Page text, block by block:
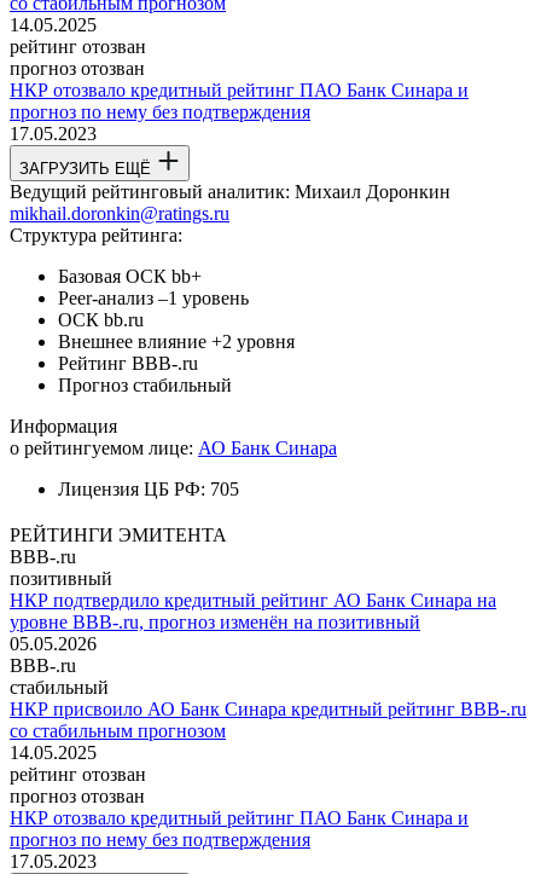
14.05.2025
рейтинг отозван
прогноз отозван
НКР отозвало кредитный рейтинг ПАО Банк Синара и
прогноз по нему без подтверждения
17.05.2023
ЗАГРУЗИТЬ ЕЩЁ
Ведущий рейтинговый аналитик: Михаил Доронкин
mikhail.doronkin@ratings.ru
Структура рейтинга:
Базовая ОСК bb+
Peer-анализ –1 уровень
ОСК bb.ru
Внешнее влияние +2 уровня
Рейтинг BBB-.ru
Прогноз стабильный
Информация
о рейтингуемом лице: АО Банк Синара
Лицензия ЦБ РФ: 705
РЕЙТИНГИ ЭМИТЕНТА
BBB-.ru
позитивный
НКР подтвердило кредитный рейтинг АО Банк Синара на
уровне BBB-.ru, прогноз изменён на позитивный
05.05.2026
BBB-.ru
стабильный
НКР присвоило АО Банк Синара кредитный рейтинг BBB-.ru
со стабильным прогнозом
14.05.2025
рейтинг отозван
прогноз отозван
НКР отозвало кредитный рейтинг ПАО Банк Синара и
прогноз по нему без подтверждения
17.05.2023